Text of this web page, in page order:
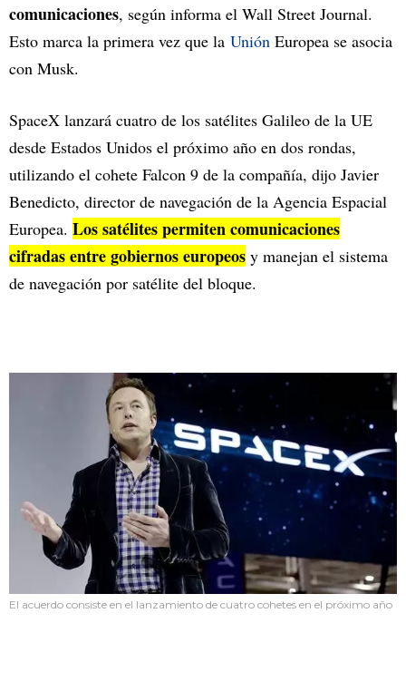
comunicaciones, según informa el Wall Street Journal.
Esto marca la primera vez que la Unión Europea se asocia
con Musk.
SpaceX lanzará cuatro de los satélites Galileo de la UE
desde Estados Unidos el próximo año en dos rondas,
utilizando el cohete Falcon 9 de la compañía, dijo Javier
Benedicto, director de navegación de la Agencia Espacial
Europea. Los satélites permiten comunicaciones
cifradas entre gobiernos europeos y manejan el sistema
de navegación por satélite del bloque.
El acuerdo consiste en el lanzamiento de cuatro cohetes en el próximo año